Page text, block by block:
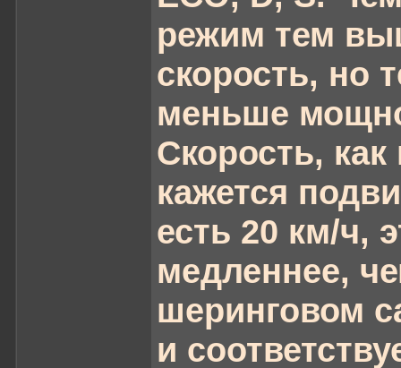
режим тем
скорость, но
меньше
Скорость, как
кажется
есть 20 км/ч,
медленнее,
шеринговом
и